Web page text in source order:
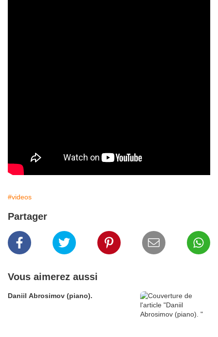
#videos
Partager
Vous aimerez aussi
Daniil Abrosimov (piano).